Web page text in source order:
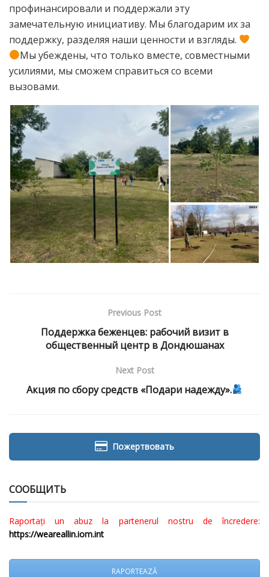
профинансировали и поддержали эту
замечательную инициативу. Мы благодарим их за
поддержку, разделяя наши ценности и взгляды.
Мы убеждены, что только вместе, совместными
усилиями, мы сможем справиться со всеми
вызовами.
Previous Post
Поддержка беженцев: рабочий визит в
общественный центр в Дондюшанах
Next Post
Акция по сбору средств «Подари надежду».
Пожертвовать
СООБЩИТЬ
Raportați un abuz la partenerul nostru de încredere:
https://weareallin.iom.int
RAPORTEAZĂ